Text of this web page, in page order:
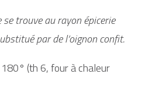
se trouve au rayon épicerie
par de l’oignon confit.
(th 6, four à chaleur